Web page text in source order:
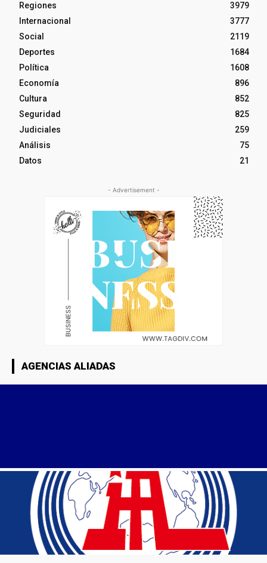
Regiones
3979
Internacional
3777
Social
2119
Deportes
1684
Política
1608
Economía
896
Cultura
852
Seguridad
825
Judiciales
259
Análisis
75
Datos
21
- Advertisement -
AGENCIAS ALIADAS